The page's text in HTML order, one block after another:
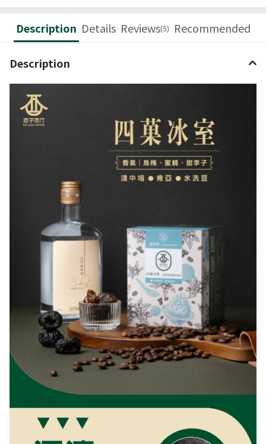
Description Details Reviews(5) Recommended
Description